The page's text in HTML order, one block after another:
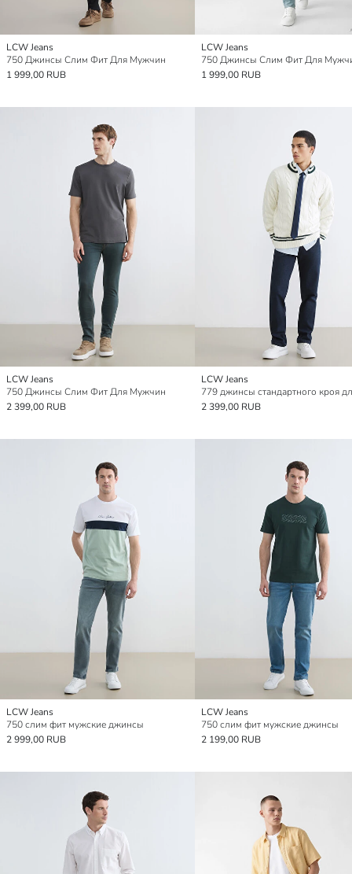
LCW Jeans
750 Джинсы Слим Фит Для Мужчин
1 999,00 RUB
LCW Jeans
750 Джинсы Слим Фит Для
1 999,00 RUB
LCW Jeans
750 Джинсы Слим Фит Для Мужчин
2 399,00 RUB
LCW Jeans
2 399,00 RUB
LCW Jeans
750 слим фит мужские джинсы
2 999,00 RUB
LCW Jeans
750 слим фит мужские джинсы
2 199,00 RUB